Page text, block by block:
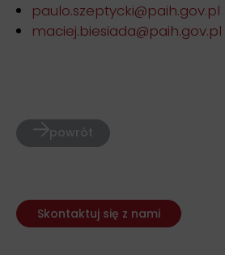
paulo.szeptycki@paih.gov.pl
maciej.biesiada@paih.gov.pl
powrót
Skontaktuj się z nami